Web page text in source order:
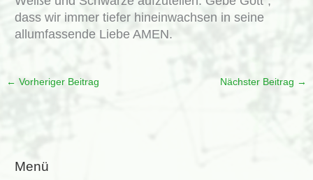
Menü
dass wir immer tiefer hineinwachsen in seine
allumfassende Liebe AMEN.
← Vorheriger Beitrag Nächster Beitrag →